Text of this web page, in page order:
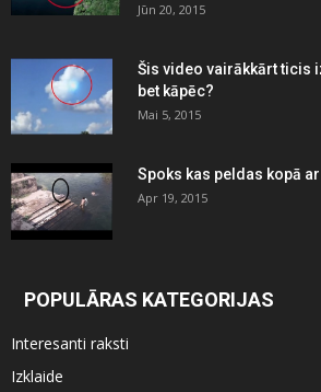
Jūn 20, 2015
Šis video vairākkārt ticis
bet kāpēc?
Mai 5, 2015
Spoks kas peldas kopā
Apr 19, 2015
POPULĀRAS KATEGORIJAS
Interesanti raksti
Izklaide